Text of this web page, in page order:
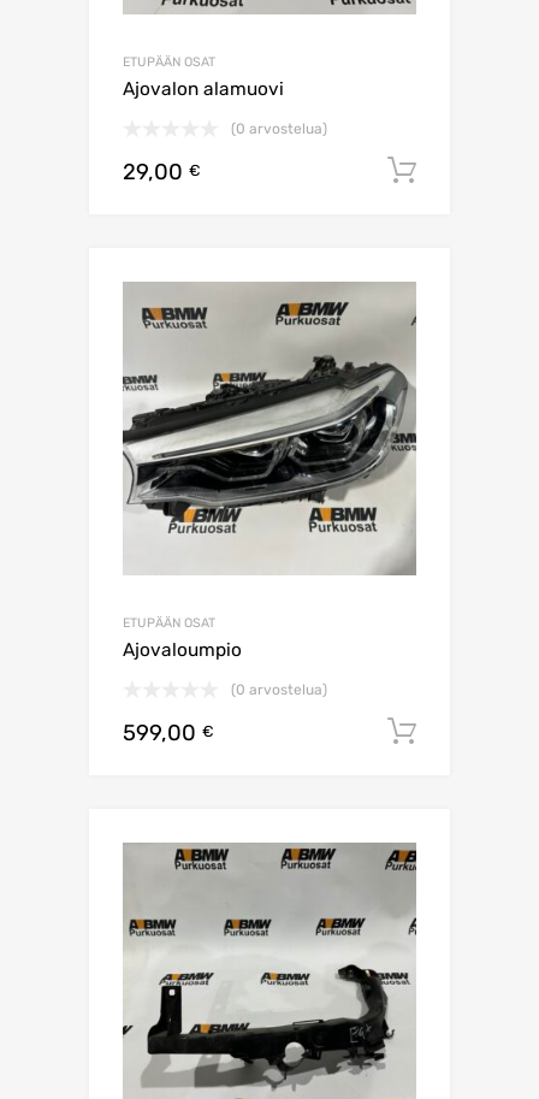
ETUPÄÄN OSAT
Ajovalon alamuovi
(0 arvostelua)
29,00 €
ETUPÄÄN OSAT
Ajovaloumpio
(0 arvostelua)
599,00 €